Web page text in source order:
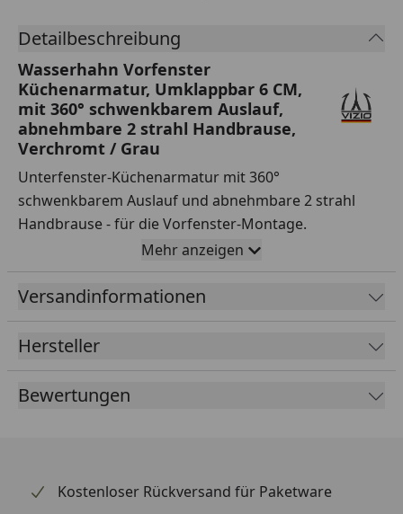
Detailbeschreibung
Wasserhahn Vorfenster
Küchenarmatur, Umklappbar 6 CM,
mit 360° schwenkbarem Auslauf,
abnehmbare 2 strahl Handbrause,
Verchromt / Grau
Unterfenster-Küchenarmatur mit 360°
schwenkbarem Auslauf und abnehmbare 2 strahl
Handbrause - für die Vorfenster-Montage.
Abschwenkbarer Auslauf, der es erlaubt, eine Höhe
von nur knapp 6 cm zu erreichen
Auslauf um 360° schwenkbar.
Flex-Schlauch aus Silikon mit höchstem
Hygieneanspruch - Grosser Aktionsradius von ca.
Hochwertige keramische Standard-Mischpatrone,
Messing nach Umweltbundesamt UBA Liste und
Mehr anzeigen
Versandinformationen
Hersteller
Bewertungen
Kostenloser Rückversand für Paketware